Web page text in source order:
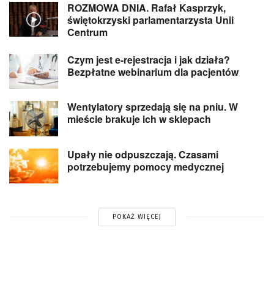
ROZMOWA DNIA. Rafał Kasprzyk,
świętokrzyski parlamentarzysta Unii
Centrum
Czym jest e-rejestracja i jak działa?
Bezpłatne webinarium dla pacjentów
Wentylatory sprzedają się na pniu. W
mieście brakuje ich w sklepach
Upały nie odpuszczają. Czasami
potrzebujemy pomocy medycznej
POKAŻ WIĘCEJ